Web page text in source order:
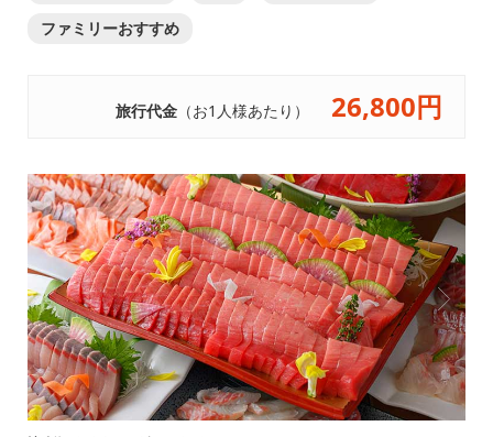
ファミリーおすすめ
旅行代金 （お1人様あたり） 26,800円